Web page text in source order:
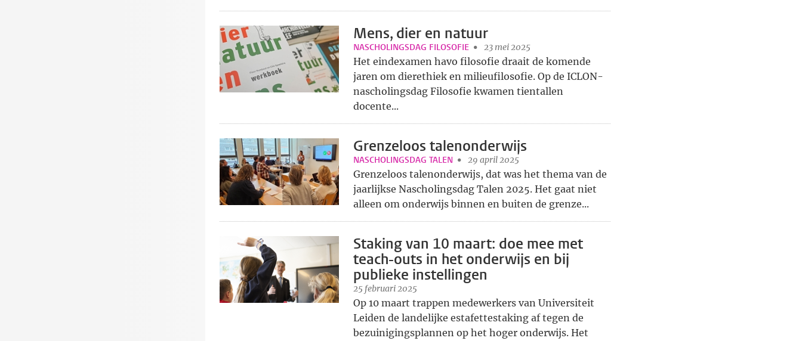
Mens, dier en natuur
NASCHOLINGSDAG FILOSOFIE 23 mei 2025
Het eindexamen havo filosofie draait de komende
jaren om dierethiek en milieufilosofie. Op de ICLON-
nascholingsdag Filosofie kwamen tientallen
docente...
Grenzeloos talenonderwijs
NASCHOLINGSDAG TALEN 29 april 2025
Grenzeloos talenonderwijs, dat was het thema van de
jaarlijkse Nascholingsdag Talen 2025. Het gaat niet
alleen om onderwijs binnen en buiten de grenze...
Staking van 10 maart: doe mee met
teach-outs in het onderwijs en bij
publieke instellingen
25 februari 2025
Op 10 maart trappen medewerkers van Universiteit
Leiden de landelijke estafettestaking af tegen de
bezuinigingsplannen op het hoger onderwijs. Het